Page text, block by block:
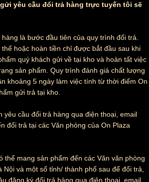
yêu cầu đổi trả hàng trực tuyến tôi sẽ
là bước đầu tiên của quy trình đổi trả.
hoặc hoàn tiền chỉ được bắt đầu sau khi
quý khách gửi về tại kho và hoàn tất việc
sản phẩm. Quy trình đánh giá chất lượng
khoảng 5 ngày làm việc tính từ thời điểm On
gửi trả tại kho.
yêu cầu đổi trả hàng qua điện thoại, email
đổi trả tại các Văn phòng của On Plaza
thể mang sản phẩm đến các Văn văn phòng
Nội và một số tỉnh/ thành phố sau để đổi trả,
đăng ký đổi trả hàng qua điện thoại, email…